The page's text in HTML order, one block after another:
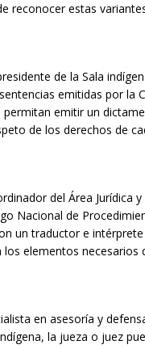
reconocer estas
de la Sala
emitidas por la
emitir un
de los derechos de
del Área Jurídica
Nacional de
un traductor e
elementos necesarios
en asesoría y
la jueza o juez